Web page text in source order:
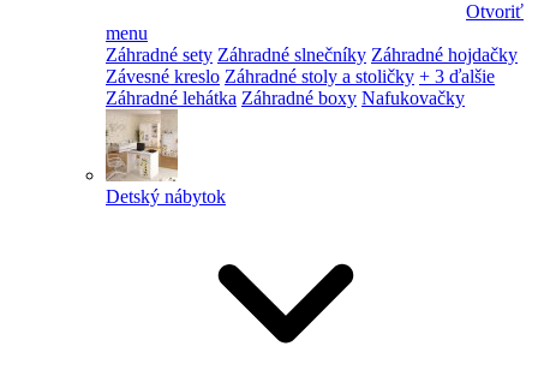
Otvoriť
menu
Záhradné sety Záhradné slnečníky Záhradné hojdačky
Závesné kreslo Záhradné stoly a stoličky + 3 ďalšie
Záhradné lehátka Záhradné boxy Nafukovačky
Detský nábytok